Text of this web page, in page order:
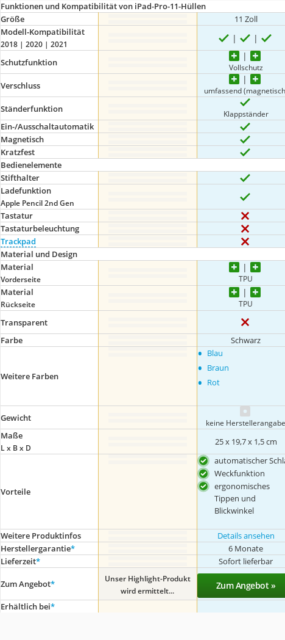
Funktionen und Kompatibilität von iPad-Pro-11-Hüllen
Größe
11 Zoll
Modell-Kompatibilität
2018 | 2020 | 2021
Schutzfunktion Vollschutz
Verschluss umfassend
Ständerfunktion Klappständer
Ein-/Ausschaltautomatik
Magnetisch
Kratzfest
Bedienelemente
Stifthalter
Ladefunktion
Apple Pencil 2nd Gen
Tastatur
Tastaturbeleuchtung
Trackpad
Material und Design
Material
Vorderseite TPU
Material
Rückseite TPU
Transparent
Farbe Schwarz
Weitere Farben
• Blau
• Braun
• Rot
Gewicht
keine Herstellerangabe
Maße
L x B x D
25 x 19,7 x 1,5 cm
Vorteile
automatischer
Weckfunktion
ergonomisches
Tippen und
Blickwinkel
Weitere Produktinfos Details ansehen
Herstellergarantie* 6 Monate
Lieferzeit* Sofort lieferbar
Zum Angebot*
Unser Highlight-Produkt
wird ermittelt...
Zum Angebot »
Erhältlich bei*